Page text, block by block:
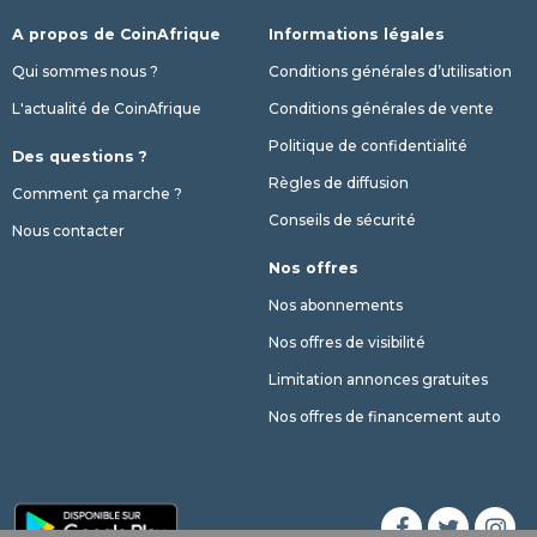
A propos de CoinAfrique
Qui sommes nous ?
L'actualité de CoinAfrique
Des questions ?
Comment ça marche ?
Nous contacter
Informations légales
Conditions générales d’utilisation
Conditions générales de vente
Politique de confidentialité
Règles de diffusion
Conseils de sécurité
Nos offres
Nos abonnements
Nos offres de visibilité
Limitation annonces gratuites
Nos offres de financement auto